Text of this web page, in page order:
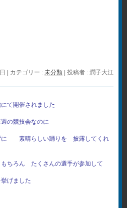
カテゴリー : 未分類 投稿者 : 潤子大江
て開催されました
の競技会なのに
に 素晴らしい踊りを 披露してくれ
ちろん たくさんの選手が参加して
げました